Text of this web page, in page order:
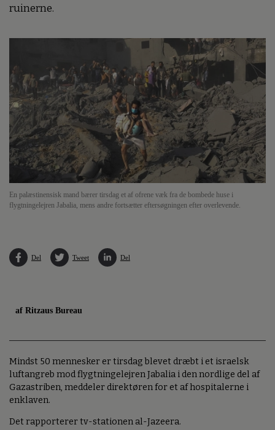
ruinerne.
En palæstinensisk mand bærer tirsdag et af ofrene væk fra de bombede huse i
flygtningelejren Jabalia, mens andre fortsætter eftersøgningen efter overlevende.
Del Tweet Del
af Ritzaus Bureau
Mindst 50 mennesker er tirsdag blevet dræbt i et israelsk
luftangreb mod flygtningelejren Jabalia i den nordlige del af
Gazastriben, meddeler direktøren for et af hospitalerne i
enklaven.
Det rapporterer tv-stationen al-Jazeera.